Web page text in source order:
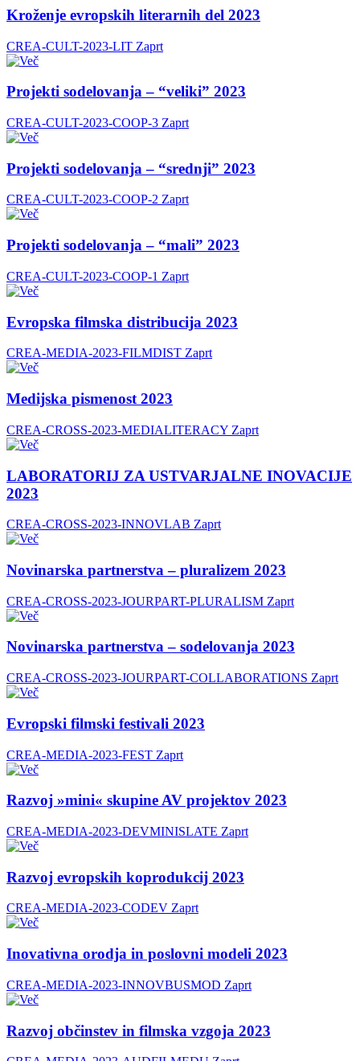
Kroženje evropskih literarnih del 2023
CREA-CULT-2023-LIT Zaprt
Projekti sodelovanja – “veliki” 2023
CREA-CULT-2023-COOP-3 Zaprt
Projekti sodelovanja – “srednji” 2023
CREA-CULT-2023-COOP-2 Zaprt
Projekti sodelovanja – “mali” 2023
CREA-CULT-2023-COOP-1 Zaprt
Evropska filmska distribucija 2023
CREA-MEDIA-2023-FILMDIST Zaprt
Medijska pismenost 2023
CREA-CROSS-2023-MEDIALITERACY Zaprt
LABORATORIJ ZA USTVARJALNE INOVACIJE
2023
CREA-CROSS-2023-INNOVLAB Zaprt
Novinarska partnerstva – pluralizem 2023
CREA-CROSS-2023-JOURPART-PLURALISM Zaprt
Novinarska partnerstva – sodelovanja 2023
CREA-CROSS-2023-JOURPART-COLLABORATIONS Zaprt
Evropski filmski festivali 2023
CREA-MEDIA-2023-FEST Zaprt
Razvoj »mini« skupine AV projektov 2023
CREA-MEDIA-2023-DEVMINISLATE Zaprt
Razvoj evropskih koprodukcij 2023
CREA-MEDIA-2023-CODEV Zaprt
Inovativna orodja in poslovni modeli 2023
CREA-MEDIA-2023-INNOVBUSMOD Zaprt
Razvoj občinstev in filmska vzgoja 2023